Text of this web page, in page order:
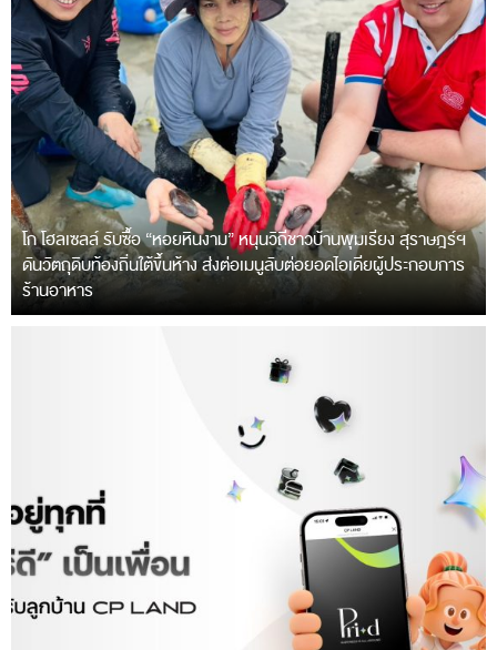
โก โฮลเซลล์ รับซื้อ “หอยหินงาม” หนุนวิถีชาวบ้านพุมเรียง สุราษฎร์ฯ
ดันวัตถุดิบท้องถิ่นใต้ขึ้นห้าง ส่งต่อเมนูลับต่อยอดไอเดียผู้ประกอบการ
ร้านอาหาร